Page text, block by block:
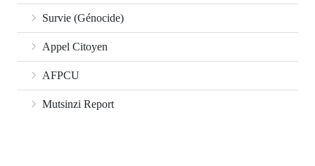
Survie (Génocide)
Appel Citoyen
AFPCU
Mutsinzi Report